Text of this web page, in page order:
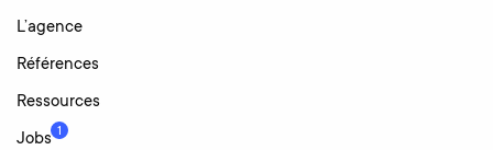
L’agence
Références
Ressources
Jobs 1